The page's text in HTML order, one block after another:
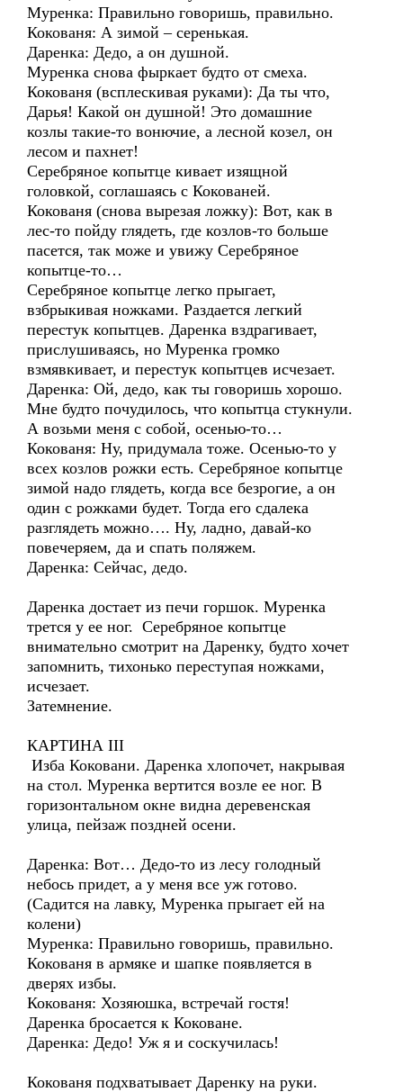
Муренка: Правильно говоришь, правильно.
Кокованя: А зимой – серенькая.
Даренка: Дедо, а он душной.
Муренка снова фыркает будто от смеха.
Кокованя (всплескивая руками): Да ты что,
Дарья! Какой он душной! Это домашние
козлы такие-то вонючие, а лесной козел, он
лесом и пахнет!
Серебряное копытце кивает изящной
головкой, соглашаясь с Кокованей.
Кокованя (снова вырезая ложку): Вот, как в
лес-то пойду глядеть, где козлов-то больше
пасется, так може и увижу Серебряное
копытце-то…
Серебряное копытце легко прыгает,
взбрыкивая ножками. Раздается легкий
перестук копытцев. Даренка вздрагивает,
прислушиваясь, но Муренка громко
взмявкивает, и перестук копытцев исчезает.
Даренка: Ой, дедо, как ты говоришь хорошо.
Мне будто почудилось, что копытца стукнули.
А возьми меня с собой, осенью-то…
Кокованя: Ну, придумала тоже. Осенью-то у
всех козлов рожки есть. Серебряное копытце
зимой надо глядеть, когда все безрогие, а он
один с рожками будет. Тогда его сдалека
разглядеть можно…. Ну, ладно, давай-ко
повечеряем, да и спать поляжем.
Даренка: Сейчас, дедо.
Даренка достает из печи горшок. Муренка
трется у ее ног. Серебряное копытце
внимательно смотрит на Даренку, будто хочет
запомнить, тихонько переступая ножками,
исчезает.
Затемнение.
КАРТИНА III
Изба Коковани. Даренка хлопочет, накрывая
на стол. Муренка вертится возле ее ног. В
горизонтальном окне видна деревенская
улица, пейзаж поздней осени.
Даренка: Вот… Дедо-то из лесу голодный
небось придет, а у меня все уж готово.
(Садится на лавку, Муренка прыгает ей на
колени)
Муренка: Правильно говоришь, правильно.
Кокованя в армяке и шапке появляется в
дверях избы.
Кокованя: Хозяюшка, встречай гостя!
Даренка бросается к Коковане.
Даренка: Дедо! Уж я и соскучилась!
Кокованя подхватывает Даренку на руки.